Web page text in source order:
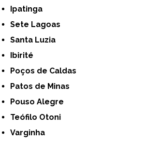
Ipatinga
Sete Lagoas
Santa Luzia
Ibirité
Poços de Caldas
Patos de Minas
Pouso Alegre
Teófilo Otoni
Varginha